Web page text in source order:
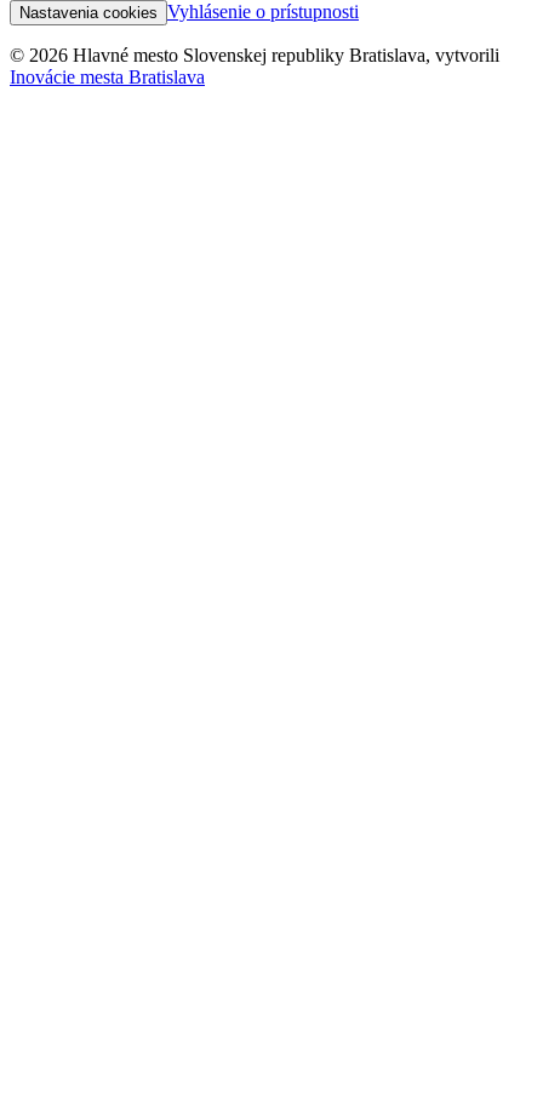
Nastavenia cookies Vyhlásenie o prístupnosti
© 2026 Hlavné mesto Slovenskej republiky Bratislava, vytvorili
Inovácie mesta Bratislava